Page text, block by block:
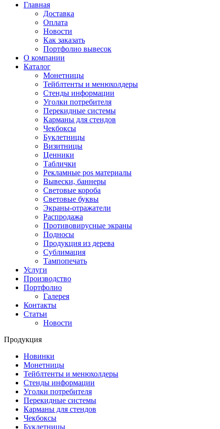
Главная
Доставка
Оплата
Новости
Как заказать
Портфолио вывесок
О компании
Каталог
Монетницы
Тейблтенты и менюхолдеры
Стенды информации
Уголки потребителя
Перекидные системы
Карманы для стендов
Чекбоксы
Буклетницы
Визитницы
Ценники
Таблички
Рекламные pos материалы
Вывески, баннеры
Световые короба
Световые буквы
Экраны-отражатели
Распродажа
Противовирусные экраны
Подносы
Продукция из дерева
Сублимация
Тампопечать
Услуги
Производство
Портфолио
Галерея
Контакты
Статьи
Новости
Продукция
Новинки
Монетницы
Тейблтенты и менюхолдеры
Стенды информации
Уголки потребителя
Перекидные системы
Карманы для стендов
Чекбоксы
Буклетницы